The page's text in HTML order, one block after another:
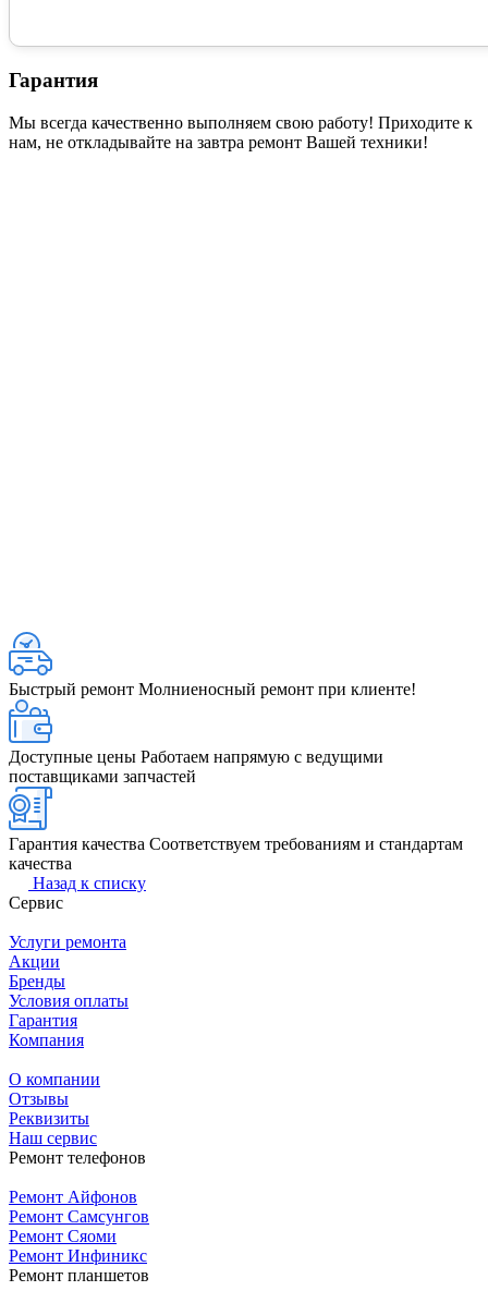
Гарантия
Мы всегда качественно выполняем свою работу! Приходите к
нам, не откладывайте на завтра ремонт Вашей техники!
Быстрый ремонт Молниеносный ремонт при клиенте!
Доступные цены Работаем напрямую с ведущими
поставщиками запчастей
Гарантия качества Соответствуем требованиям и стандартам
качества
Назад к списку
Сервис
Услуги ремонта
Акции
Бренды
Условия оплаты
Гарантия
Компания
О компании
Отзывы
Реквизиты
Наш сервис
Ремонт телефонов
Ремонт Айфонов
Ремонт Самсунгов
Ремонт Сяоми
Ремонт Инфиникс
Ремонт планшетов